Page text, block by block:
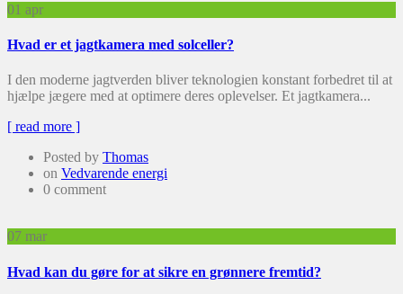
01 apr
Hvad er et jagtkamera med solceller?
I den moderne jagtverden bliver teknologien konstant forbedret til at
hjælpe jægere med at optimere deres oplevelser. Et jagtkamera...
[ read more ]
Posted by Thomas
on Vedvarende energi
0 comment
07 mar
Hvad kan du gøre for at sikre en grønnere fremtid?